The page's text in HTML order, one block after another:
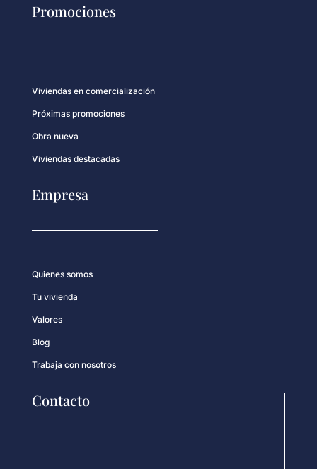
Promociones
Viviendas en comercialización
Próximas promociones
Obra nueva
Viviendas destacadas
Empresa
Quienes somos
Tu vivienda
Valores
Blog
Trabaja con nosotros
Contacto